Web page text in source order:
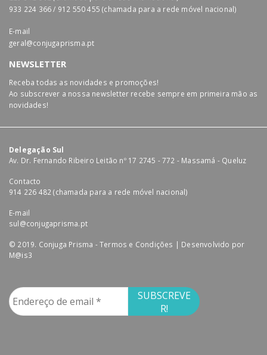
933 224 366 / 912 550 455 (chamada para a rede móvel nacional)
E-mail
geral@conjugaprisma.pt
NEWSLETTER
Receba todas as novidades e promoções!
Ao subscrever a nossa newsletter recebe sempre em primeira mão as
novidades!
Delegação Sul
Av. Dr. Fernando Ribeiro Leitão nº 17 2745 - 772 - Massamá - Queluz
Contacto
914 226 482 (chamada para a rede móvel nacional)
E-mail
sul@conjugaprisma.pt
© 2019. Conjuga Prisma -Termos e Condições | Desenvolvido por
M@is3